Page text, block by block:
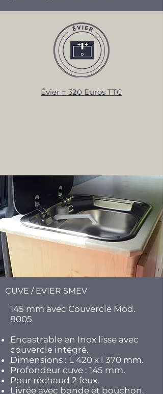
Évier = 320 Euros TTC
CUVE / EVIER SMEV
145 mm avec Couvercle Mod.
8005
Encastrable en Inox lisse avec
couvercle intégré.
Dimensions : L 420 x l 370 mm.
Profondeur cuve : 145 mm.
Pour réchaud 2 feux.
Livrée avec bonde et bouchon.